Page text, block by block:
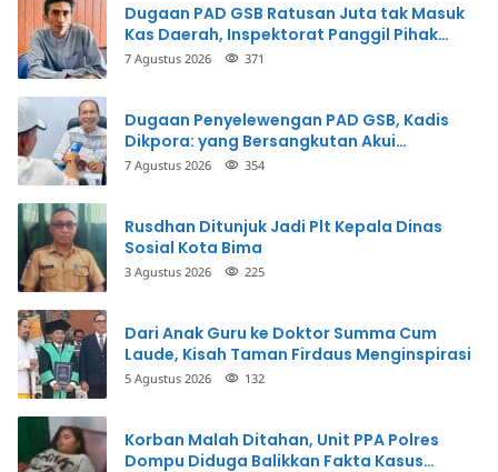
Dugaan PAD GSB Ratusan Juta tak Masuk
Kas Daerah, Inspektorat Panggil Pihak
Terkait
7 Agustus 2026 371
Dugaan Penyelewengan PAD GSB, Kadis
Dikpora: yang Bersangkutan Akui
Perbuatannya dan Siap Mengembalikan
7 Agustus 2026 354
Rusdhan Ditunjuk Jadi Plt Kepala Dinas
Sosial Kota Bima
3 Agustus 2026 225
Dari Anak Guru ke Doktor Summa Cum
Laude, Kisah Taman Firdaus Menginspirasi
5 Agustus 2026 132
Korban Malah Ditahan, Unit PPA Polres
Dompu Diduga Balikkan Fakta Kasus